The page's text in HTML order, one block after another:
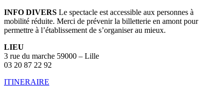
INFO DIVERS Le spectacle est accessible aux personnes à
mobilité réduite. Merci de prévenir la billetterie en amont pour
permettre à l’établissement de s’organiser au mieux.
LIEU
3 rue du marche 59000 – Lille
03 20 87 22 92
ITINERAIRE